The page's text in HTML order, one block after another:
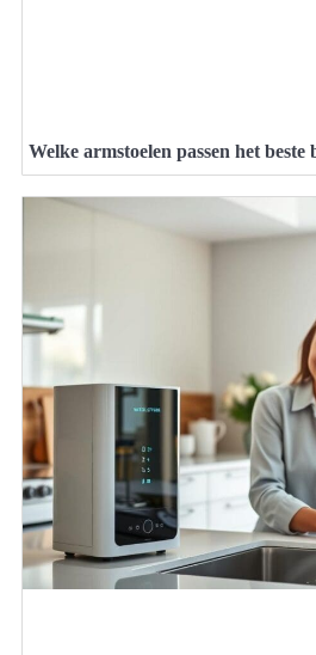
Welke armstoelen passen het